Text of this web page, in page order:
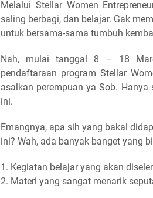
Melalui Stellar Women
saling berbagi, dan belajar. Gak
untuk bersama-sama tumbuh
Nah, mulai tanggal 8 – 18
pendaftaraan program Stellar
asalkan perempuan ya Sob.
ini.
Emangnya, apa sih yang bakal
ini? Wah, ada banyak banget yang
1. Kegiatan belajar yang akan
2. Materi yang sangat menarik